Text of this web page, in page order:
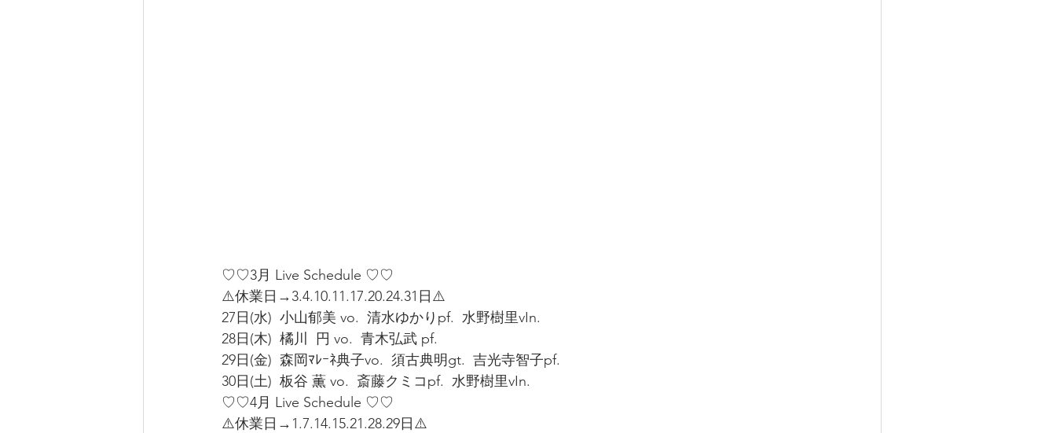
♡♡3月 Live Schedule ♡♡
⚠️休業日→3.4.10.11.17.20.24.31日⚠️
27日(水)  小山郁美 vo.  清水ゆかりpf.  水野樹里vIn.
28日(木)  橘川  円 vo.  青木弘武 pf.
29日(金)  森岡ﾏﾚｰﾈ典子vo.  須古典明gt.  吉光寺智子pf.
30日(土)  板谷 薫 vo.  斎藤クミコpf.  水野樹里vIn.
♡♡4月 Live Schedule ♡♡
⚠️休業日→1.7.14.15.21.28.29日⚠️